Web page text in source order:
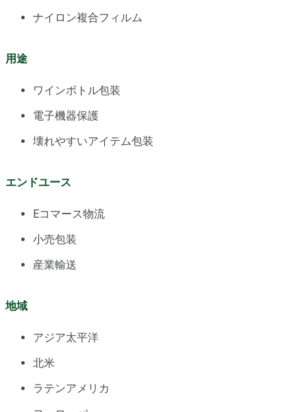
ナイロン複合フィルム
用途
ワインボトル包装
電子機器保護
壊れやすいアイテム包装
エンドユース
Eコマース物流
小売包装
産業輸送
地域
アジア太平洋
北米
ラテンアメリカ